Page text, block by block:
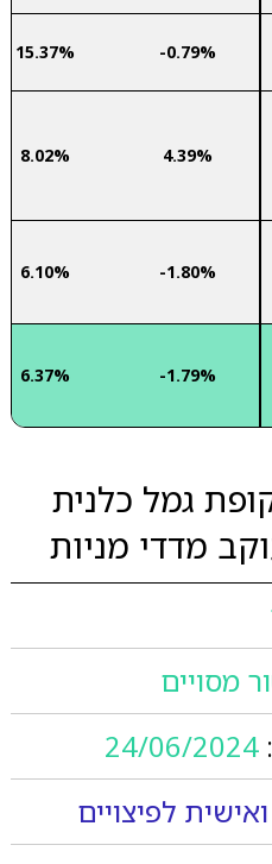
-0.79%
15.37%
4.39%
8.02%
-1.80%
6.10%
-1.79%
6.37%
גמל כלנית
מדדי מניות
מסויים
24/06/2024
לפיצויים